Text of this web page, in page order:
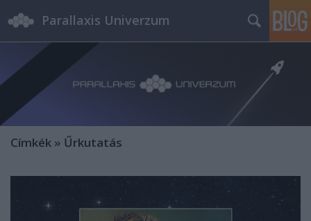
Parallaxis Univerzum
Címkék » Űrkutatás